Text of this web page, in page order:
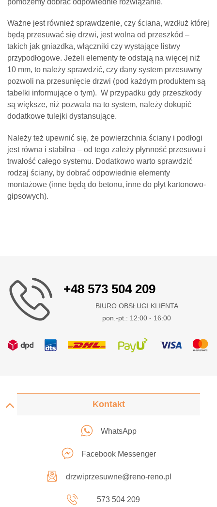
Ważne jest również sprawdzenie, czy ściana, wzdłuż której
będą przesuwać się drzwi, jest wolna od przeszkód –
takich jak gniazdka, włączniki czy wystające listwy
przypodłogowe. Jeżeli elementy te odstają na więcej niż
10 mm, to należy sprawdzić, czy dany system przesuwny
pozwoli na przesunięcie drzwi (pod każdym produktem są
tabelki informujące o tym). W przypadku gdy przeszkody
są większe, niż pozwala na to system, należy dokupić
dodatkowe tulejki dystansujące.
Należy też upewnić się, że powierzchnia ściany i podłogi
jest równa i stabilna – od tego zależy płynność przesuwu i
trwałość całego systemu. Dodatkowo warto sprawdzić
rodzaj ściany, by dobrać odpowiednie elementy
montażowe (inne będą do betonu, inne do płyt kartonowo-
gipsowych).
+48 573 504 209
BIURO OBSŁUGI KLIENTA
pon.-pt.: 12:00 - 16:00
Kontakt
WhatsApp
Facebook Messenger
drzwiprzesuwne@reno-reno.pl
573 504 209